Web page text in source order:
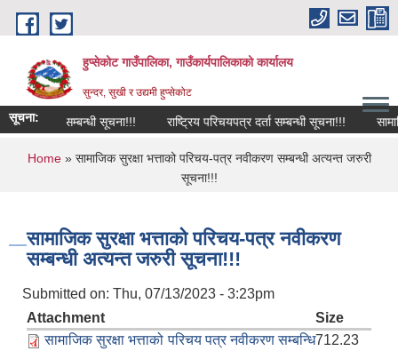
Skip to main content
हुप्सेकोट गाउँपालिका, गाउँकार्यपालिकाको कार्यालय
सुन्दर, सुखी र उद्यमी हुप्सेकोट
सूचना:
परिक्षा सम्बन्धी सूचना!!! राष्‍ट्रिय परिचयपत्र दर्ता सम्बन्धी सूचना!!!
You are here
Home» सामाजिक सुरक्षा भत्ताको परिचय-पत्र नवीकरण सम्बन्धी अत्यन्त जरुरी
सूचना!!!
सामाजिक सुरक्षा भत्ताको परिचय-पत्र नवीकरण
सम्बन्धी अत्यन्त जरुरी सूचना!!!
Submitted on: Thu, 07/13/2023 - 3:23pm
Attachment
Size
सामाजिक सुरक्षा भत्ताको परिचय पत्र नवीकरण सम्बन्धि712.23